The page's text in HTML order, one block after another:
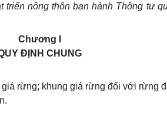
triển nông thôn ban hành Thông tư
Chương I
ĐỊNH CHUNG
rừng; khung giá rừng đối với rừng